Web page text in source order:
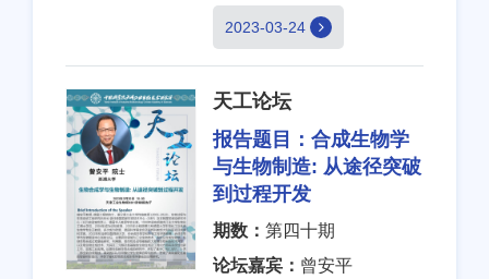
2023-03-24
天工论坛
报告题目： 合成生物学
与生物制造: 从途径突破
到过程开发
期数： 第四十期
论坛嘉宾： 曾安平